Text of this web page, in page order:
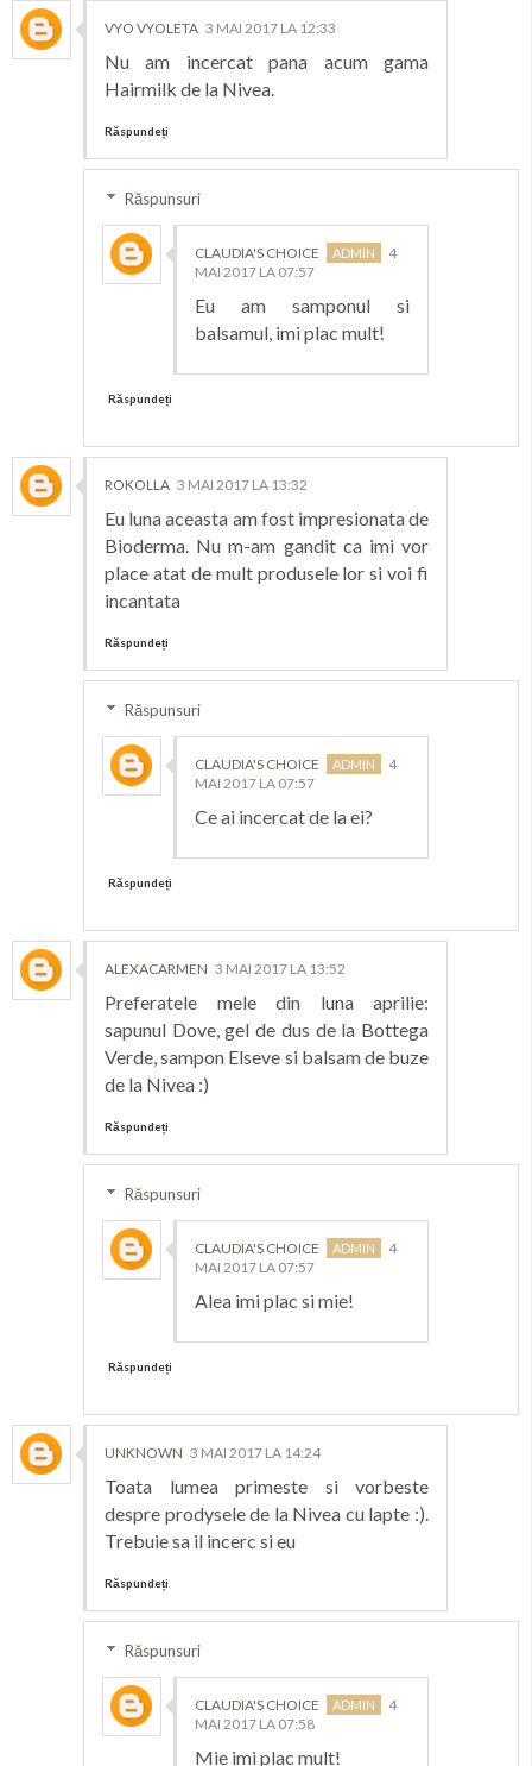
VYO VYOLETA 3 MAI 2017 LA 12:33
Nu am incercat pana acum gama
Hairmilk de la Nivea.
Răspundeți
Răspunsuri
CLAUDIA'S CHOICE
4
MAI 2017 LA 07:57
Eu am samponul si
balsamul, imi plac mult!
Răspundeți
ROKOLLA 3 MAI 2017 LA 13:32
Eu luna aceasta am fost impresionata de
Bioderma. Nu m-am gandit ca imi vor
place atat de mult produsele lor si voi fi
incantata
Răspundeți
Răspunsuri
CLAUDIA'S CHOICE
4
MAI 2017 LA 07:57
Ce ai incercat de la ei?
Răspundeți
ALEXACARMEN 3 MAI 2017 LA 13:52
Preferatele mele din luna aprilie:
sapunul Dove, gel de dus de la Bottega
Verde, sampon Elseve si balsam de buze
de la Nivea :)
Răspundeți
Răspunsuri
CLAUDIA'S CHOICE
4
MAI 2017 LA 07:57
Alea imi plac si mie!
Răspundeți
UNKNOWN 3 MAI 2017 LA 14:24
Toata lumea primeste si vorbeste
despre prodysele de la Nivea cu lapte :).
Trebuie sa il incerc si eu
Răspundeți
Răspunsuri
CLAUDIA'S CHOICE
4
MAI 2017 LA 07:58
Mie imi plac mult!